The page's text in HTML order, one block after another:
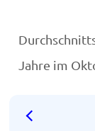
Jahre im